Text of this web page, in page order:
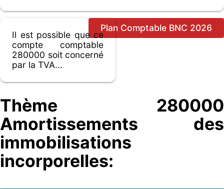
Plan Comptable BNC 2026
Il est possible que ce
compte comptable
280000 soit concerné
par la TVA...
Thème 280000
Amortissements des
immobilisations
incorporelles: